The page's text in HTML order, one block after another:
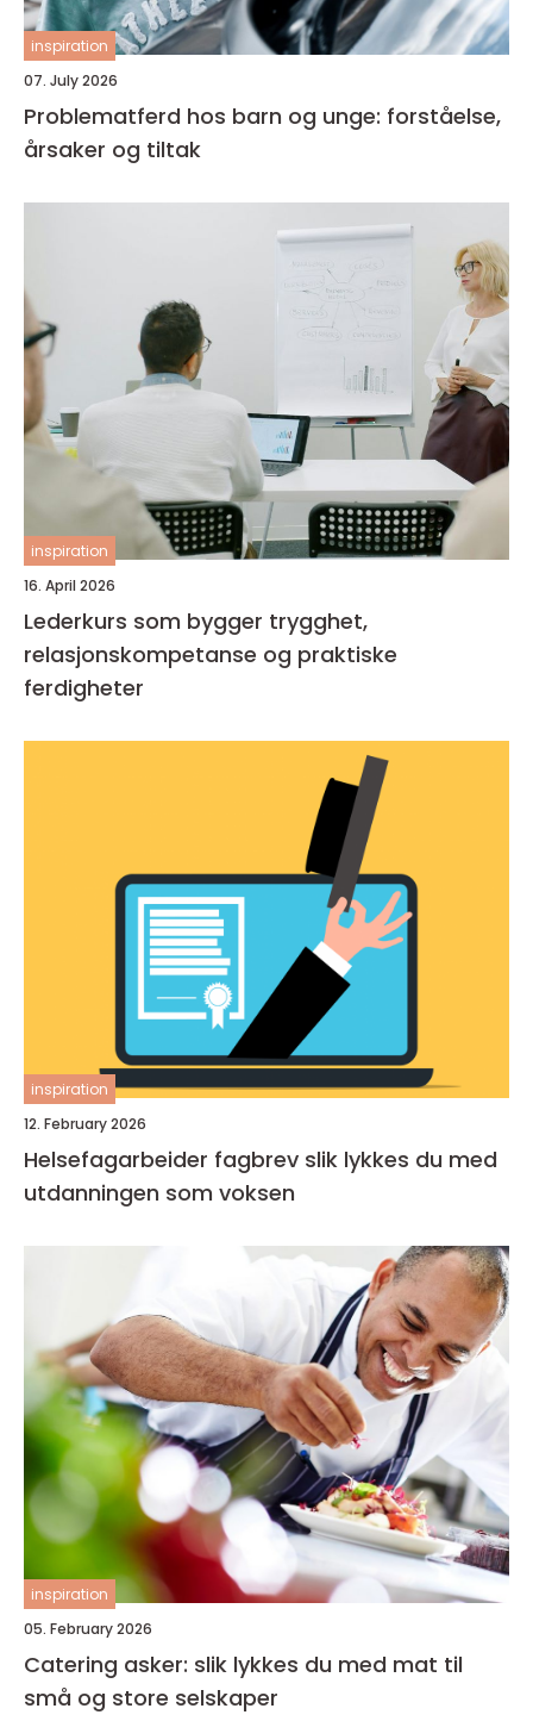
inspiration
07. July 2026
Problematferd hos barn og unge: forståelse,
årsaker og tiltak
inspiration
16. April 2026
Lederkurs som bygger trygghet,
relasjonskompetanse og praktiske
ferdigheter
inspiration
12. February 2026
Helsefagarbeider fagbrev slik lykkes du med
utdanningen som voksen
inspiration
05. February 2026
Catering asker: slik lykkes du med mat til
små og store selskaper